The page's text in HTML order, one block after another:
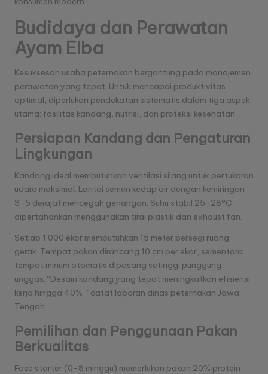
Budidaya dan Perawatan
Ayam Elba
Kesuksesan usaha peternakan bergantung pada manajemen
perawatan yang tepat. Untuk mencapai produktivitas
optimal, diperlukan pendekatan sistematis dalam tiga aspek
utama: fasilitas kandang, nutrisi, dan proteksi kesehatan.
Persiapan Kandang dan Pengaturan
Lingkungan
Kandang ideal membutuhkan ventilasi silang untuk pertukaran
udara maksimal. Lantai semen kedap air dengan kemiringan
3-5 derajat mencegah genangan. Suhu stabil 25-28°C
dipertahankan menggunakan tirai plastik dan exhaust fan.
Setiap 1.000 ekor membutuhkan 15 meter persegi ruang
gerak. Tempat pakan dirancang 10 cm per ekor, sementara
tempat minum otomatis dipasang setinggi punggung
unggas. “Desain kandang yang tepat meningkatkan efisiensi
kerja hingga 40%,” catat laporan dinas peternakan Jawa
Tengah.
Pemilihan dan Penggunaan Pakan
Berkualitas
Fase starter (0-8 minggu) memerlukan pakan 20% protein